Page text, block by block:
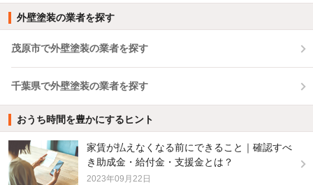
外壁塗装の業者を探す
茂原市で外壁塗装の業者を探す
千葉県で外壁塗装の業者を探す
おうち時間を豊かにするヒント
家賃が払えなくなる前にできること｜確認すべ
き助成金・給付金・支援金とは？
2023年09月22日